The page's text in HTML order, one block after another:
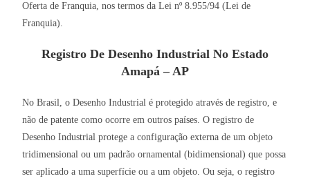
Oferta de Franquia, nos termos da Lei nº 8.955/94 (Lei de
Franquia).
Registro De Desenho Industrial No Estado
Amapá – AP
No Brasil, o Desenho Industrial é protegido através de registro, e
não de patente como ocorre em outros países. O registro de
Desenho Industrial protege a configuração externa de um objeto
tridimensional ou um padrão ornamental (bidimensional) que possa
ser aplicado a uma superfície ou a um objeto. Ou seja, o registro